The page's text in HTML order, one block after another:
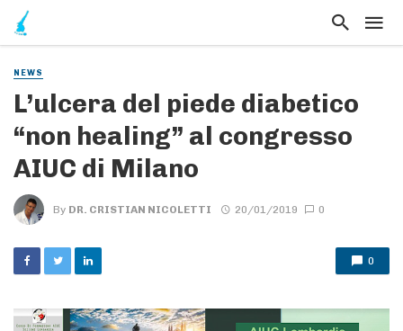
NEWS
L’ulcera del piede diabetico
“non healing” al congresso
AIUC di Milano
By DR. CRISTIAN NICOLETTI 20/01/2019 0
0